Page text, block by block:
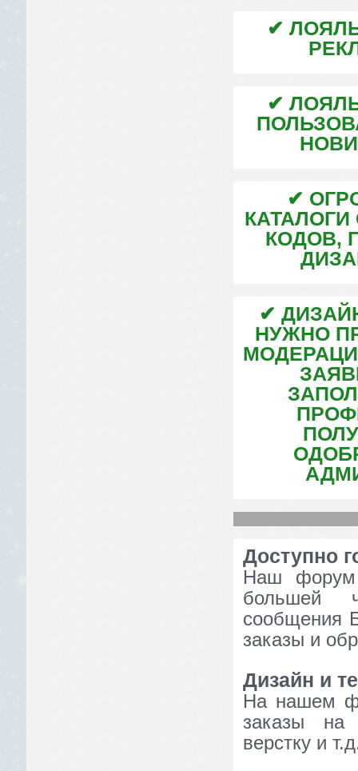
✔
✔
✔
КАТАЛОГИ
КОДОВ,
✔
НУЖНО
Доступно
Наш форум
большей
сообщения
заказы и
Дизайн и
На нашем
заказы на
верстку и